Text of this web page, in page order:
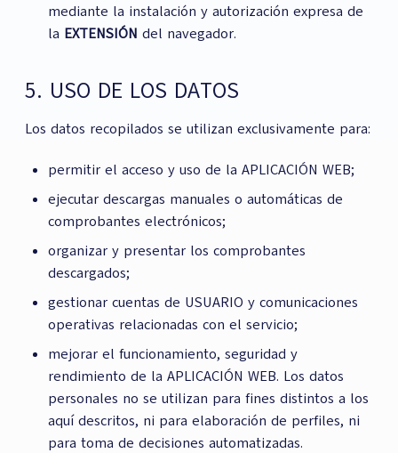
mediante la instalación y autorización expresa de
la EXTENSIÓN del navegador.
5. USO DE LOS DATOS
Los datos recopilados se utilizan exclusivamente para:
permitir el acceso y uso de la APLICACIÓN WEB;
ejecutar descargas manuales o automáticas de
comprobantes electrónicos;
organizar y presentar los comprobantes
descargados;
gestionar cuentas de USUARIO y comunicaciones
operativas relacionadas con el servicio;
mejorar el funcionamiento, seguridad y
rendimiento de la APLICACIÓN WEB. Los datos
personales no se utilizan para fines distintos a los
aquí descritos, ni para elaboración de perfiles, ni
para toma de decisiones automatizadas.